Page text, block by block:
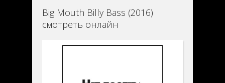
Big Mouth Billy Bass (2016)
смотреть онлайн